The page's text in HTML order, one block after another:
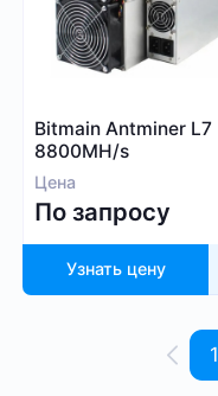
Bitmain Antminer L7
8800MH/s
Цена
По запросу
Узнать цену
1